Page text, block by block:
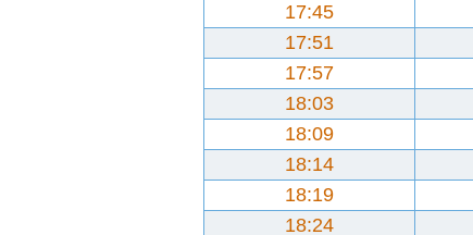
17:45
17:51
17:57
18:03
18:09
18:14
18:19
18:24